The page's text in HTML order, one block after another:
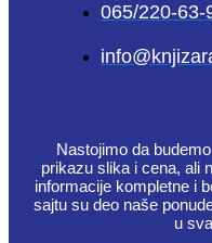
065/220-63-
Nastojimo da
prikazu slika i cena, ali
informacije kompletne i
sajtu su deo naše
u